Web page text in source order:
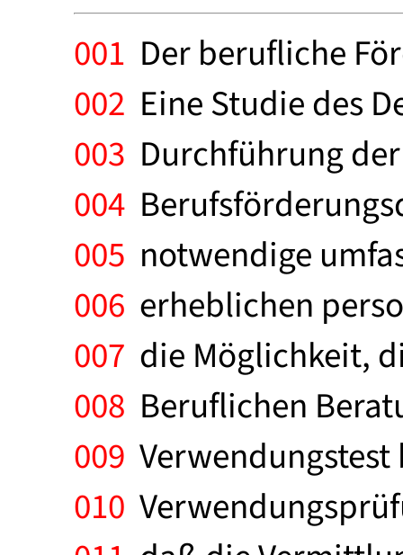
001 Der berufliche
002 Eine Studie des
003 Durchführung
004
005 notwendige
006 erheblichen
007 die Möglichkeit,
008 Beruflichen
009
010